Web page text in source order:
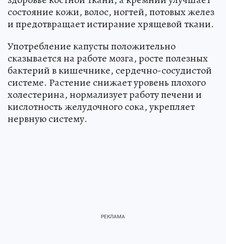
состояние кожи, волос, ногтей, потовых желез
и предотвращает истирание хрящевой ткани.
Употребление капусты положительно
сказывается на работе мозга, росте полезных
бактерий в кишечнике, сердечно-сосудистой
системе. Растение снижает уровень плохого
холестерина, нормализует работу печени и
кислотность желудочного сока, укрепляет
нервную систему.